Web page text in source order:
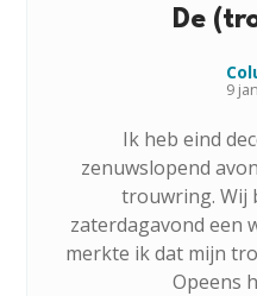
De
9
Ik heb eind
zenuwslopend
trouwring. Wij
zaterdagavond een
merkte ik dat mijn
Opeens